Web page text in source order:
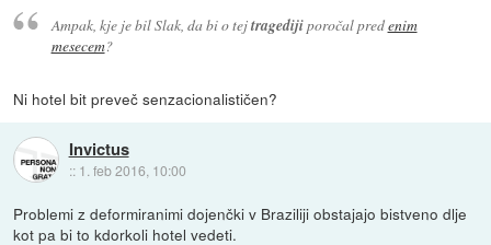
Ampak, kje je bil Slak, da bi o tejtragedijiporočal predenim
mesecem?
Ni hotel bit preveč senzacionalističen?
Invictus
:: 1. feb 2016, 10:00
Problemi z deformiranimi dojenčki v Braziliji obstajajo bistveno dlje
kot pa bi to kdorkoli hotel vedeti.